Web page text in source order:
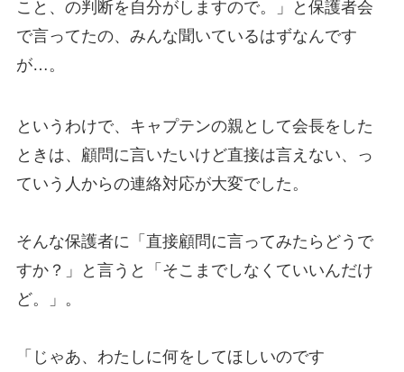
こと、の判断を自分がしますので。」と保護者会
で言ってたの、みんな聞いているはずなんです
が…。
というわけで、キャプテンの親として会長をした
ときは、顧問に言いたいけど直接は言えない、っ
ていう人からの連絡対応が大変でした。
そんな保護者に「直接顧問に言ってみたらどうで
すか？」と言うと「そこまでしなくていいんだけ
ど。」。
「じゃあ、わたしに何をしてほしいのです